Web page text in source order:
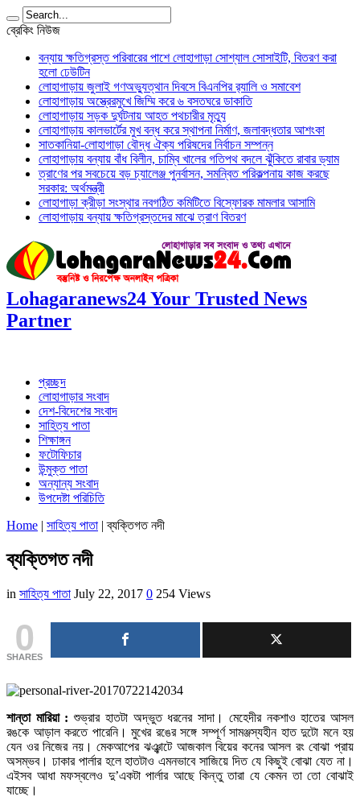
ব্রেকিং নিউজ
বন্যায় ক্ষতিগ্রস্ত পরিবারের পাশে লোহাগাড়া সোশ্যাল সোসাইটি, বিতরণ করা
হলো ঢেউটিন
লোহাগাড়ায় জুলাই গণঅভ্যুত্থান দিবসে বিএনপির র‌্যালি ও সমাবেশ
লোহাগাড়ায় অস্ত্রেরমুখে জিম্মি করে ৬ বসতঘরে ডাকাতি
লোহাগাড়ায় সড়ক দুর্ঘটনায় আহত পথচারীর মৃত্যু
লোহাগাড়ায় কালভার্টের মুখ বন্ধ করে স্থাপনা নির্মাণ, জলাবদ্ধতার আশংকা
সাতকানিয়া-লোহাগাড়া বৌদ্ধ ঐক্য পরিষদের নির্বাচন সম্পন্ন
লোহাগাড়ায় বন্যায় বাঁধ বিলীন, চাম্বি খালের গতিপথ বদলে ঝুঁকিতে রাবার ড্যাম
ত্রাণের পর সবচেয়ে বড় চ্যালেঞ্জ পুনর্বাসন, সমন্বিত পরিকল্পনায় কাজ করছে
সরকার: অর্থমন্ত্রী
লোহাগাড়া ক্রীড়া সংস্থার নবগঠিত কমিটিতে বিস্ফোরক মামলার আসামি
লোহাগাড়ায় বন্যায় ক্ষতিগ্রস্তদের মাঝে ত্রাণ বিতরণ
Lohagaranews24 Your Trusted News
Partner
প্রচ্ছদ
লোহাগাড়ার সংবাদ
দেশ-বিদেশের সংবাদ
সাহিত্য পাতা
শিক্ষাঙ্গন
ফটোফিচার
উন্মুক্ত পাতা
অন্যান্য সংবাদ
উপদেষ্টা পরিচিতি
Home | সাহিত্য পাতা | ব্যক্তিগত নদী
ব্যক্তিগত নদী
in সাহিত্য পাতা July 22, 2017 0 254 Views
0
SHARES
শান্তা মারিয়া : শুভ্রার হাতটা অদ্ভুত ধরনের সাদা। মেহেদীর নকশাও হাতের আসল
রঙকে আড়াল করতে পারেনি। মুখের রঙের সঙ্গে সম্পূর্ণ সামঞ্জস্যহীন হাত দুটো মনে হয়
যেন ওর নিজের নয়। মেকআপের ঝঞ্ঝাটে আজকাল বিয়ের কনের আসল রং বোঝা প্রায়
অসম্ভব। ঢাকার পার্লার হলে হাতটাও এমনভাবে সাজিয়ে দিত যে কিছুই বোঝা যেত না।
এইসব আধা মফস্বলেও দু’একটা পার্লার আছে কিন্তু তারা যে কেমন তা তো বোঝাই
যাচ্ছে।